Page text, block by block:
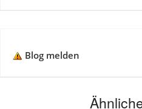
Blog melden